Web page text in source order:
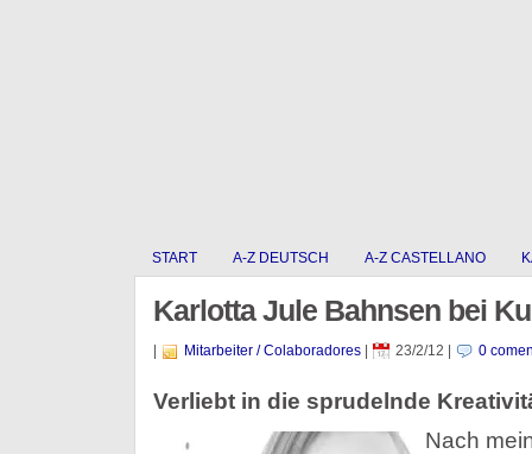
START A-Z DEUTSCH A-Z CASTELLANO
Karlotta Jule Bahnsen bei
Mitarbeiter / Colaboradores| 23/2/12 0
Verliebt in die sprudelnde
Nach